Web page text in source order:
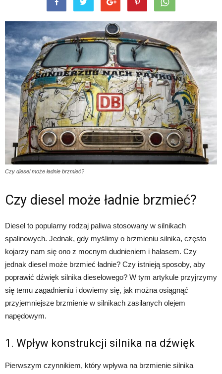
Czy diesel może ładnie brzmieć?
Czy diesel może ładnie brzmieć?
Diesel to popularny rodzaj paliwa stosowany w silnikach
spalinowych. Jednak, gdy myślimy o brzmieniu silnika, często
kojarzy nam się ono z mocnym dudnieniem i hałasem. Czy
jednak diesel może brzmieć ładnie? Czy istnieją sposoby, aby
poprawić dźwięk silnika dieselowego? W tym artykule przyjrzymy
się temu zagadnieniu i dowiemy się, jak można osiągnąć
przyjemniejsze brzmienie w silnikach zasilanych olejem
napędowym.
1. Wpływ konstrukcji silnika na dźwięk
Pierwszym czynnikiem, który wpływa na brzmienie silnika